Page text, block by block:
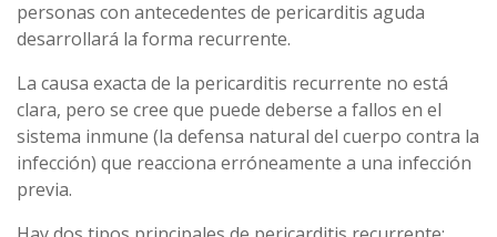
personas con antecedentes de pericarditis aguda
desarrollará la forma recurrente.
La causa exacta de la pericarditis recurrente no está
clara, pero se cree que puede deberse a fallos en el
sistema inmune (la defensa natural del cuerpo contra la
infección) que reacciona erróneamente a una infección
previa.